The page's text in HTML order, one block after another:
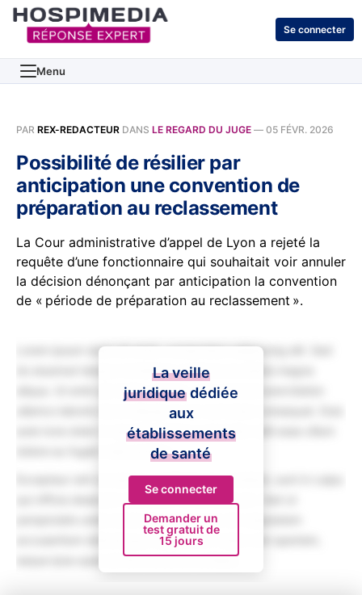
Se connecter
Menu
PAR REX-REDACTEUR DANS LE REGARD DU JUGE — 05 FÉVR. 2026
Possibilité de résilier par
anticipation une convention de
préparation au reclassement
La Cour administrative d’appel de Lyon a rejeté la
requête d’une fonctionnaire qui souhaitait voir annuler
la décision dénonçant par anticipation la convention
de « période de préparation au reclassement ».
Lorem ipsum dolor sit amet, consectetur adipiscing elit. Sed
do eiusmod tempor incididunt ut labore et dolore magna
aliqua. Ut enim ad minim veniam, quis nostrud exercitation
ullamco laboris nisi ut aliquip ex ea commodo consequat. Duis
aute irure dolor in reprehenderit in voluptate velit esse cillum
dolore eu fugiat nulla pariatur.
Excepteur sint occaecat cupidatat non proident, sunt in culpa
qui officia deserunt mollit anim id est laborum. Sed ut
perspiciatis unde omnis iste natus error sit voluptatem
accusantium doloremque laudantium, totam rem aperiam,
eaque ipsa quae ab illo inventore veritatis.
La veille
juridique dédiée
aux
établissements
de santé
Se connecter
Demander un
test gratuit de
15 jours